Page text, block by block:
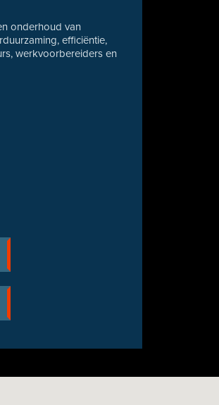
onderhoud van
efficiëntie,
werkvoorbereiders en